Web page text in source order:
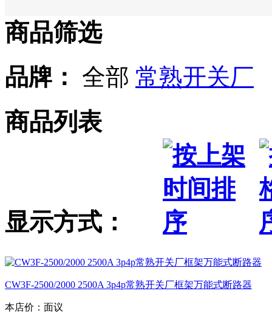
商品筛选
品牌： 全部 常熟开关厂
商品列表
显示方式：
CW3F-2500/2000 2500A 3p4p常熟开关厂框架万能式断路器
本店价： 面议